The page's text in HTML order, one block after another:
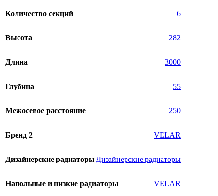
Количество секций 6
Высота 282
Длина 3000
Глубина 55
Межосевое расстояние 250
Бренд 2 VELAR
Дизайнерские радиаторы Дизайнерские радиаторы
Напольные и низкие радиаторы VELAR